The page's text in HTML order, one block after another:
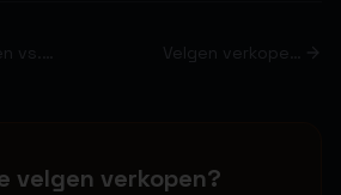
vs.
Velgen verkopen:
velgen verkopen?